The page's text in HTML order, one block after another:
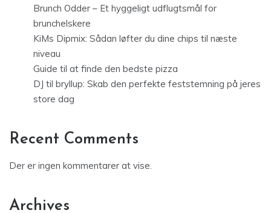
Brunch Odder – Et hyggeligt udflugtsmål for
brunchelskere
KiMs Dipmix: Sådan løfter du dine chips til næste
niveau
Guide til at finde den bedste pizza
DJ til bryllup: Skab den perfekte feststemning på jeres
store dag
Recent Comments
Der er ingen kommentarer at vise.
Archives